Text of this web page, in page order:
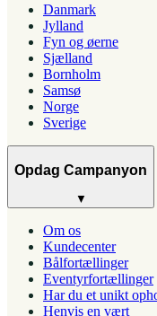
Danmark
Jylland
Fyn og øerne
Sjælland
Bornholm
Samsø
Norge
Sverige
Opdag Campanyon
▼
Om os
Kundecenter
Bålfortællinger
Eventyrfortællinger
Har du et unikt
Henvis en vært